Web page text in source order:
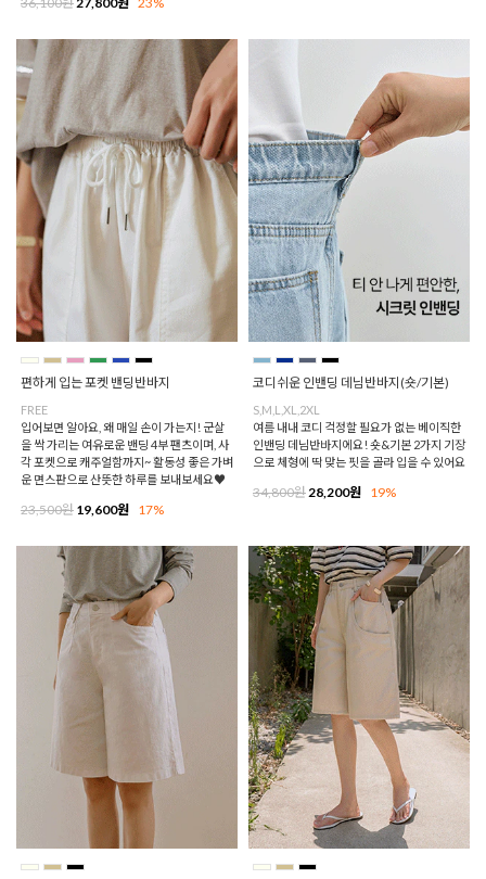
편하게 입는 포켓 밴딩반바지
FREE
입어보면 알아요, 왜 매일 손이 가는지! 군살
을 싹 가리는 여유로운 밴딩 4부 팬츠이며, 사
각 포켓으로 캐주얼함까지~ 활동성 좋은 가벼
운 면스판으로 산뜻한 하루를 보내보세요♥
23,500원 19,600원 17%
코디쉬운 인밴딩 데님반바지(숏/기본)
S,M,L,XL,2XL
여름 내내 코디 걱정할 필요가 없는 베이직한
인밴딩 데님반바지에요! 숏&기본 2가지 기장
으로 체형에 딱 맞는 핏을 골라 입을 수 있어요
34,800원 28,200원 19%